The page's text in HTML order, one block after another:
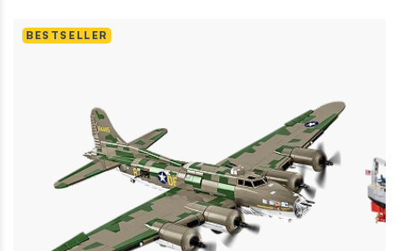
BESTSELLER